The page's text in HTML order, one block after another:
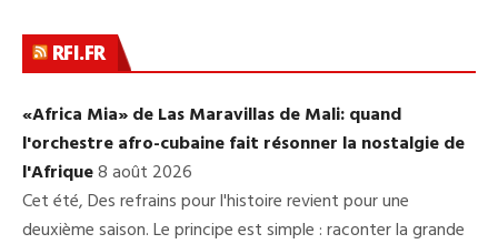
RFI.FR
«Africa Mia» de Las Maravillas de Mali: quand
l'orchestre afro-cubaine fait résonner la nostalgie de
l'Afrique8 août 2026
Cet été, Des refrains pour l'histoire revient pour une
deuxième saison. Le principe est simple : raconter la grande